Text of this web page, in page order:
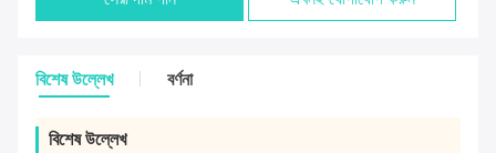
বিশেষ উল্লেখ বর্ণনা
বিশেষ উল্লেখ